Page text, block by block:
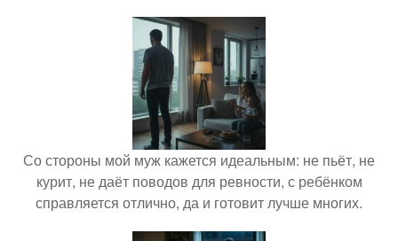
Со стороны мой муж кажется идеальным: не пьёт, не
курит, не даёт поводов для ревности, с ребёнком
справляется отлично, да и готовит лучше многих.